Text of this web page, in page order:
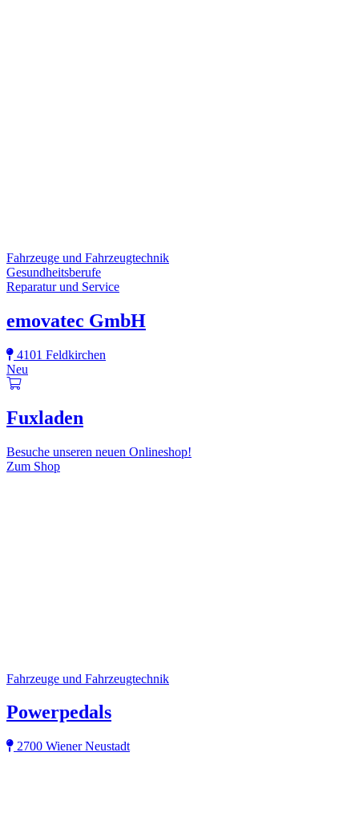
Fahrzeuge und Fahrzeugtechnik
Gesundheitsberufe
Reparatur und Service
emovatec GmbH
4101 Feldkirchen
Neu
Fuxladen
Besuche unseren neuen Onlineshop!
Zum Shop
Fahrzeuge und Fahrzeugtechnik
Powerpedals
2700 Wiener Neustadt